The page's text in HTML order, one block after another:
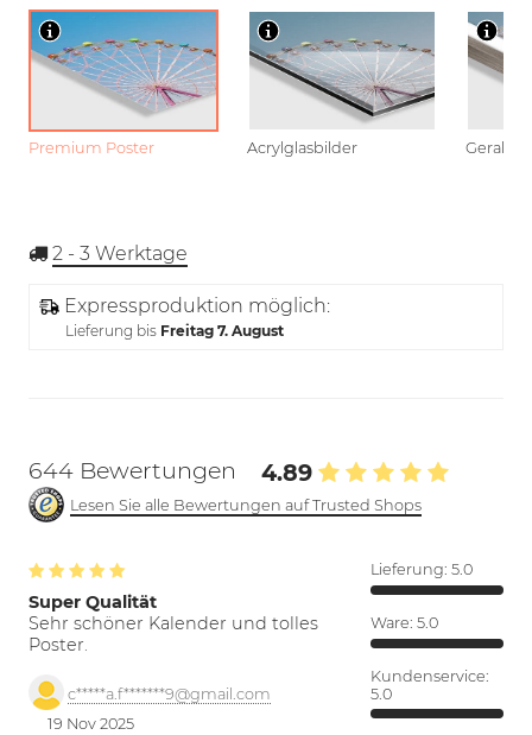
Premium Poster Acrylglasbilder
2 - 3 Werktage
Expressproduktion möglich:
Lieferung bis Freitag 7. August
644 Bewertungen 4.89
Lesen Sie alle Bewertungen auf Trusted Shops
Super Qualität
Sehr schöner Kalender und tolles
Poster.
c*****a.f*******9@gmail.com
19 Nov 2025
Lieferung: 5.0
Ware: 5.0
Kundenservice:
5.0